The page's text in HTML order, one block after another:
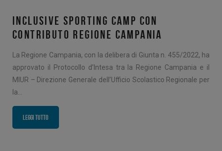
INCLUSIVE SPORTING CAMP CON
CONTRIBUTO REGIONE CAMPANIA
La Regione Campania, con la delibera di Giunta n. 455/2022, ha
approvato il Protocollo d’Intesa tra la Regione Campania e il
MIUR – Direzione Generale dell’Ufficio Scolastico Regionale per
la…
Leggi tutto